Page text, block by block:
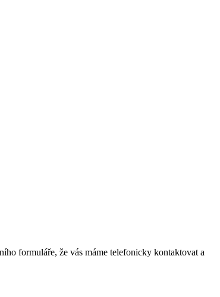
formuláře, že vás máme telefonicky kontaktovat a